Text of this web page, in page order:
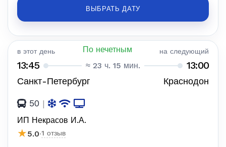
ВЫБРАТЬ ДАТУ
в этот день По нечетным на следующий
13:45 ≈ 23 ч. 15 мин. 13:00
Санкт-Петербург Краснодон
50 |
ИП Некрасов И.А.
★5.0·1 отзыв